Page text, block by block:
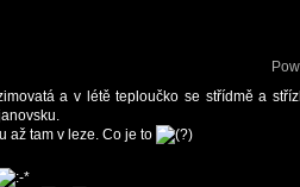
a v létě teploučko se střídmě a
až tam v leze. Co je to